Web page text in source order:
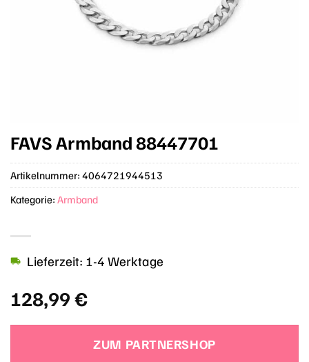
FAVS Armband 88447701
128,99€
Lieferzeit: 1-4 Werktage
ZUM PARTNERSHOP
Artikelnummer: 4064721944513
Kategorie: Armband